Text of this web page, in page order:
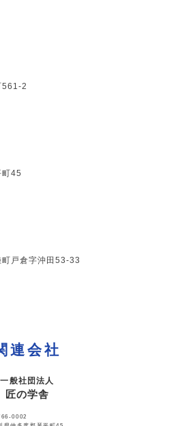
561-2
町45
戸倉字沖田53-33
連会社
一般社団法人
匠の学舎
0002